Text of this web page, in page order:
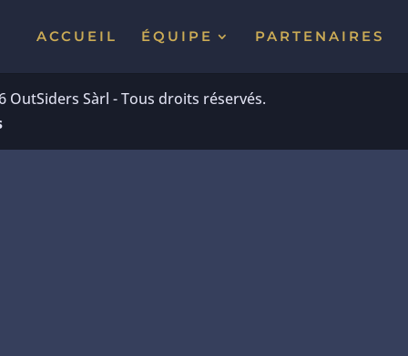
ACCUEIL ÉQUIPE PARTENAIRES
OutSiders Sàrl - Tous droits réservés.